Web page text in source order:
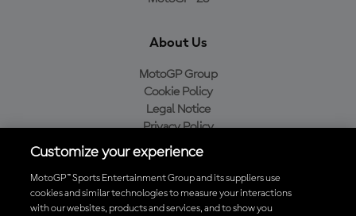
About Us
MotoGP Group
Cookie Policy
Legal Notice
Privacy Policy
Purchase Policy
Baixe o aplicativo oficial da MotoGP™
Customize your experience
MotoGP™ Sports Entertainment Group and its suppliers use
cookies and similar technologies to measure your interactions
with our websites, products and services, and to show you